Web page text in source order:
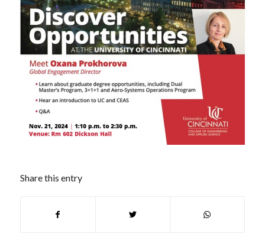
Share this entry